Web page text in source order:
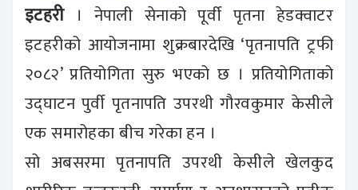
इटहरी । नेपाली सेनाको पूर्वी पृतना हेडक्वाटर
इटहरीको आयोजनामा शुक्रबारदेखि ‘पृतनापति ट्रफी
२०८२’ प्रतियोगिता सुरु भएको छ । प्रतियोगिताको
उद्घाटन पुर्वी पृतनापति उपरथी गौरवकुमार केसीले
एक समारोहका बीच गरेका हन ।
सो अबसरमा पृतनापति उपरथी केसीले खेलकुद